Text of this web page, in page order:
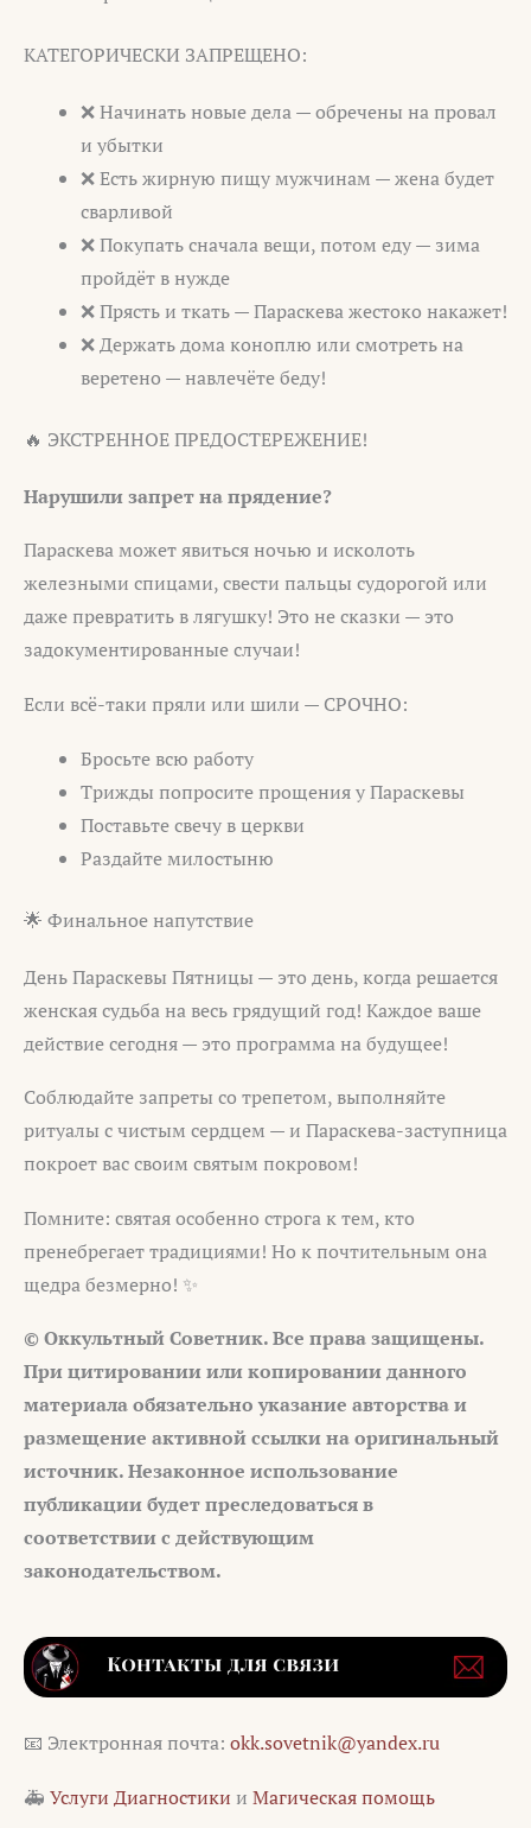
КАТЕГОРИЧЕСКИ ЗАПРЕЩЕНО:
❌ Начинать новые дела — обречены на провал
и убытки
❌ Есть жирную пищу мужчинам — жена будет
сварливой
❌ Покупать сначала вещи, потом еду — зима
пройдёт в нужде
❌ Прясть и ткать — Параскева жестоко накажет!
❌ Держать дома коноплю или смотреть на
веретено — навлечёте беду!
🔥 ЭКСТРЕННОЕ ПРЕДОСТЕРЕЖЕНИЕ!
Нарушили запрет на прядение?
Параскева может явиться ночью и исколоть
железными спицами, свести пальцы судорогой или
даже превратить в лягушку! Это не сказки — это
задокументированные случаи!
Если всё-таки пряли или шили — СРОЧНО:
Бросьте всю работу
Трижды попросите прощения у Параскевы
Поставьте свечу в церкви
Раздайте милостыню
🌟 Финальное напутствие
День Параскевы Пятницы — это день, когда решается
женская судьба на весь грядущий год! Каждое ваше
действие сегодня — это программа на будущее!
Соблюдайте запреты со трепетом, выполняйте
ритуалы с чистым сердцем — и Параскева-заступница
покроет вас своим святым покровом!
Помните: святая особенно строга к тем, кто
пренебрегает традициями! Но к почтительным она
щедра безмерно! ✨
© Оккультный Советник. Все права защищены.
При цитировании или копировании данного
материала обязательно указание авторства и
размещение активной ссылки на оригинальный
источник. Незаконное использование
публикации будет преследоваться в
соответствии с действующим
законодательством.
📧 Электронная почта: okk.sovetnik@yandex.ru
🚑 Услуги Диагностики и Магическая помощь